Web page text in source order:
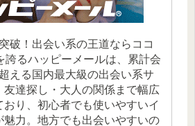
破！出会い系の王道ならココ
誇るハッピーメールは、累計会
える国内最大級の出会い系サ
友達探し・大人の関係まで幅広
り、初心者でも使いやすいイ
魅力。地方でも出会いやすいの